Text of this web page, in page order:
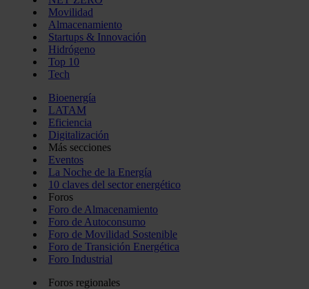
Movilidad
Almacenamiento
Startups & Innovación
Hidrógeno
Top 10
Tech
Bioenergía
LATAM
Eficiencia
Digitalización
Más secciones
Eventos
La Noche de la Energía
10 claves del sector energético
Foros
Foro de Almacenamiento
Foro de Autoconsumo
Foro de Movilidad Sostenible
Foro de Transición Energética
Foro Industrial
Foros regionales